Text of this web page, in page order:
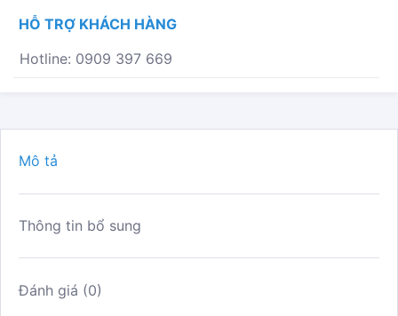
HỖ TRỢ KHÁCH HÀNG
Hotline: 0909 397 669
Mô tả
Thông tin bổ sung
Đánh giá (0)